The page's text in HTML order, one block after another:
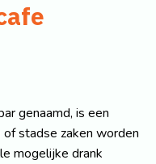
genaamd, is een
stadse zaken worden
mogelijke drank